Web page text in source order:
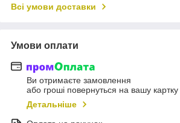
Всі умови доставки
Умови оплати
Ви отримаєте замовлення
або гроші повернуться на вашу картку
Детальніше